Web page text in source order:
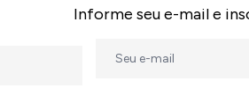
Informe seu e-mail e